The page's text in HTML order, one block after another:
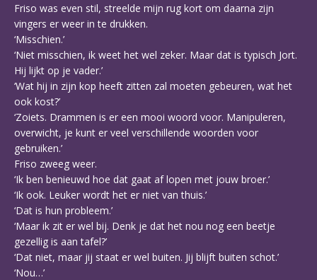
Friso was even stil, streelde mijn rug kort om daarna zijn
vingers er weer in te drukken.
‘Misschien.’
‘Niet misschien, ik weet het wel zeker. Maar dat is typisch Jort.
Hij lijkt op je vader.’
‘Wat hij in zijn kop heeft zitten zal moeten gebeuren, wat het
ook kost?’
‘Zoiets. Drammen is er een mooi woord voor. Manipuleren,
overwicht, je kunt er veel verschillende woorden voor
gebruiken.’
Friso zweeg weer.
‘Ik ben benieuwd hoe dat gaat af lopen met jouw broer.’
‘Ik ook. Leuker wordt het er niet van thuis.’
‘Dat is hun probleem.’
‘Maar ik zit er wel bij. Denk je dat het nou nog een beetje
gezellig is aan tafel?’
‘Dat niet, maar jij staat er wel buiten. Jij blijft buiten schot.’
‘Nou…’